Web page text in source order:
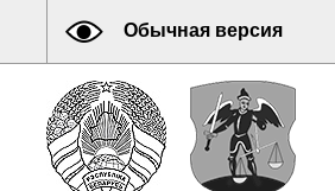
Обычная версия